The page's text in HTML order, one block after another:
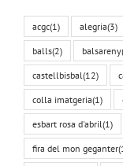
acgc(1) alegria(3)
balls(2) balsareny
castellbisbal(12)
colla imatgeria(1)
esbart rosa d'abril(1)
fira del mon geganter